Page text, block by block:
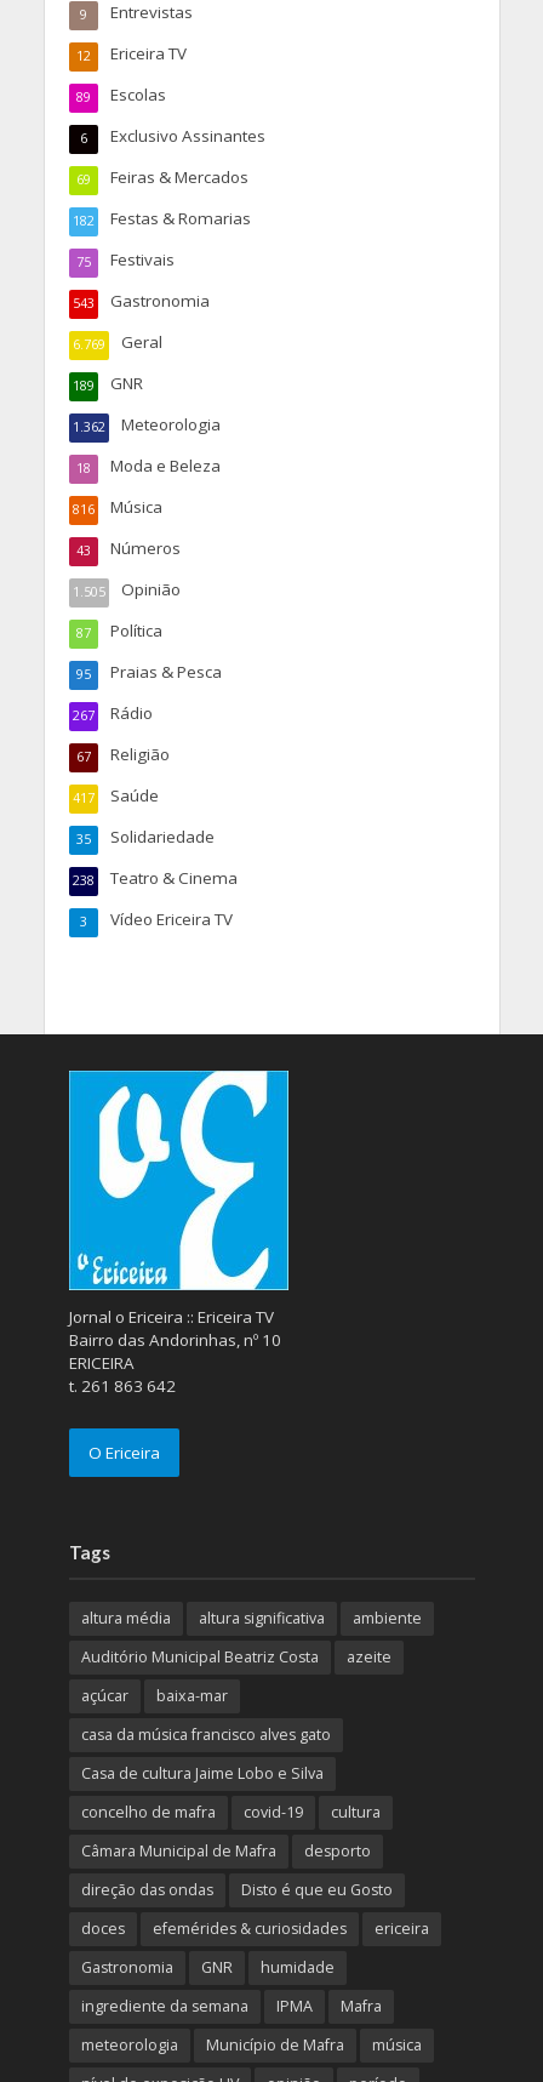
Entrevistas
9
Ericeira TV
12
Escolas
89
Exclusivo Assinantes
6
Feiras & Mercados
69
Festas & Romarias
182
Festivais
75
Gastronomia
543
Geral
6.769
GNR
189
Meteorologia
1.362
Moda e Beleza
18
Música
816
Números
43
Opinião
1.505
Política
87
Praias & Pesca
95
Rádio
267
Religião
67
Saúde
417
Solidariedade
35
Teatro & Cinema
238
Vídeo Ericeira TV
3
Jornal o Ericeira :: Ericeira TV
Bairro das Andorinhas, nº 10
ERICEIRA
t. 261 863 642
O Ericeira
Tags
altura média altura significativa
ambiente
Auditório Municipal Beatriz Costa
azeite
açúcar
baixa-mar
casa da música francisco alves gato
Casa de cultura Jaime Lobo e Silva
concelho de mafra
covid-19
cultura
Câmara Municipal de Mafra
desporto
direção das ondas
Disto é que eu Gosto
doces
efemérides & curiosidades
ericeira
Gastronomia
GNR
humidade
ingrediente da semana
IPMA
Mafra
meteorologia
Município de Mafra
música